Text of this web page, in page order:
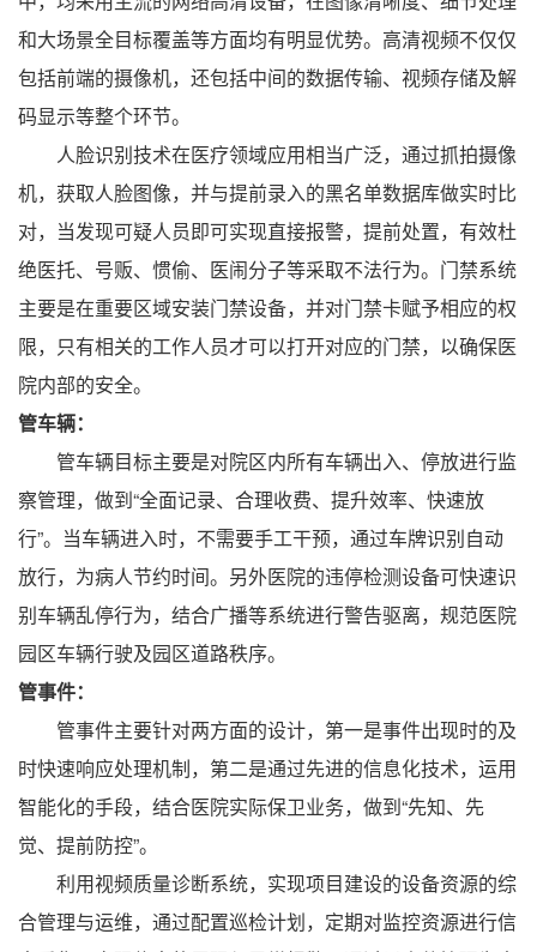
和大场景全目标覆盖等方面均有明显优势。高清视频不仅仅
包括前端的摄像机，还包括中间的数据传输、视频存储及解
码显示等整个环节。
人脸识别技术在医疗领域应用相当广泛，通过抓拍摄像
机，获取人脸图像，并与提前录入的黑名单数据库做实时比
对，当发现可疑人员即可实现直接报警，提前处置，有效杜
绝医托、号贩、惯偷、医闹分子等采取不法行为。门禁系统
主要是在重要区域安装门禁设备，并对门禁卡赋予相应的权
限，只有相关的工作人员才可以打开对应的门禁，以确保医
院内部的安全。
管车辆：
管车辆目标主要是对院区内所有车辆出入、停放进行监
察管理，做到“全面记录、合理收费、提升效率、快速放
行”。当车辆进入时，不需要手工干预，通过车牌识别自动
放行，为病人节约时间。另外医院的违停检测设备可快速识
别车辆乱停行为，结合广播等系统进行警告驱离，规范医院
园区车辆行驶及园区道路秩序。
管事件：
管事件主要针对两方面的设计，第一是事件出现时的及
时快速响应处理机制，第二是通过先进的信息化技术，运用
智能化的手段，结合医院实际保卫业务，做到“先知、先
觉、提前防控”。
利用视频质量诊断系统，实现项目建设的设备资源的综
合管理与运维，通过配置巡检计划，定期对监控资源进行信